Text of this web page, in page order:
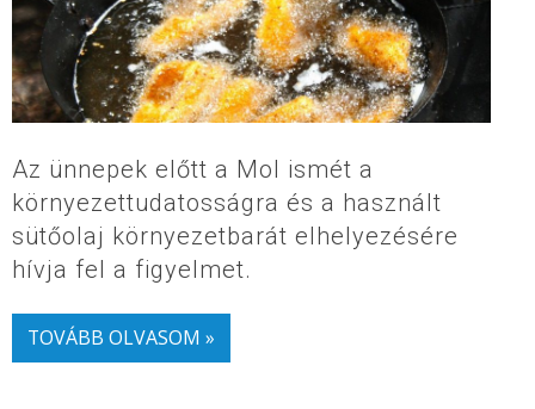
Az ünnepek előtt a Mol ismét a
környezettudatosságra és a használt
sütőolaj környezetbarát elhelyezésére
hívja fel a figyelmet.
TOVÁBB OLVASOM »